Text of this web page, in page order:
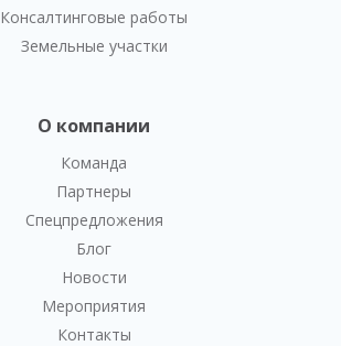
Консалтинговые работы
Земельные участки
О компании
Команда
Партнеры
Спецпредложения
Блог
Новости
Мероприятия
Контакты